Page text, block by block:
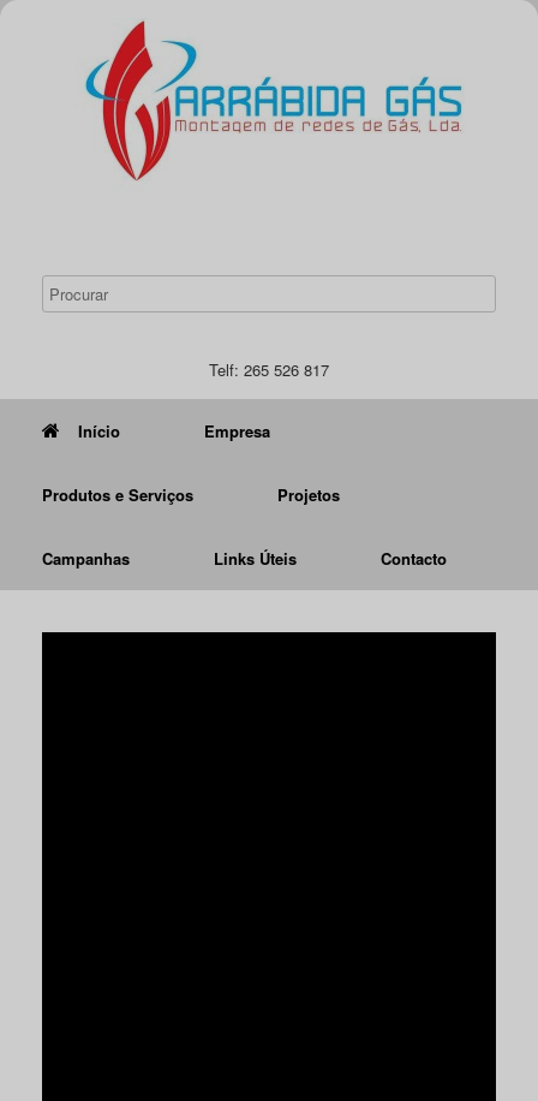
Telf: 265 526 817
Início Empresa
Produtos e Serviços Projetos
Campanhas Links Úteis Contacto